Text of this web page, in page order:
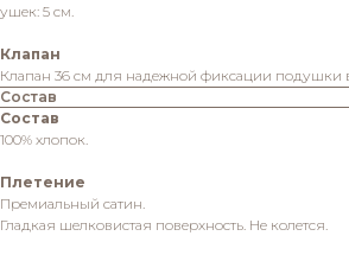
ушек: 5 см.
Клапан
Клапан 36 см для надежной фиксации подушки
Состав
Состав
100% хлопок.
Плетение
Премиальный сатин.
Гладкая шелковистая поверхность. Не колется.